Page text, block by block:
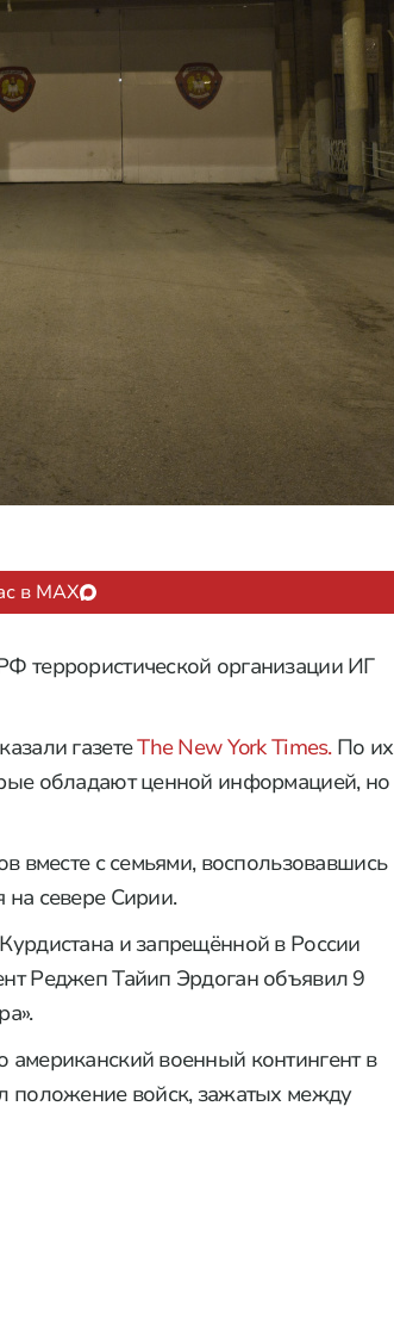
в MAX
террористической организации ИГ
газетеThe New York Times.По их
обладают ценной информацией, но
вместе с семьями, воспользовавшись
севере Сирии.
и запрещённой в России
Реджеп Тайип Эрдоган объявил 9
военный контингент в
положение войск, зажатых между